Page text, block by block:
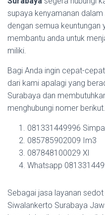
supaya kenyamanan
dengan semua keuntungan
membantu anda untuk
miliki.
Bagi Anda ingin cepat-
dari kami apalagi yang
Surabaya dan
menghubungi nomer berikut.
081331449996
085785902009 Im3
087848100029 Xl
Whatsapp
Sebagai jasa layanan
Siwalankerto Surabaya